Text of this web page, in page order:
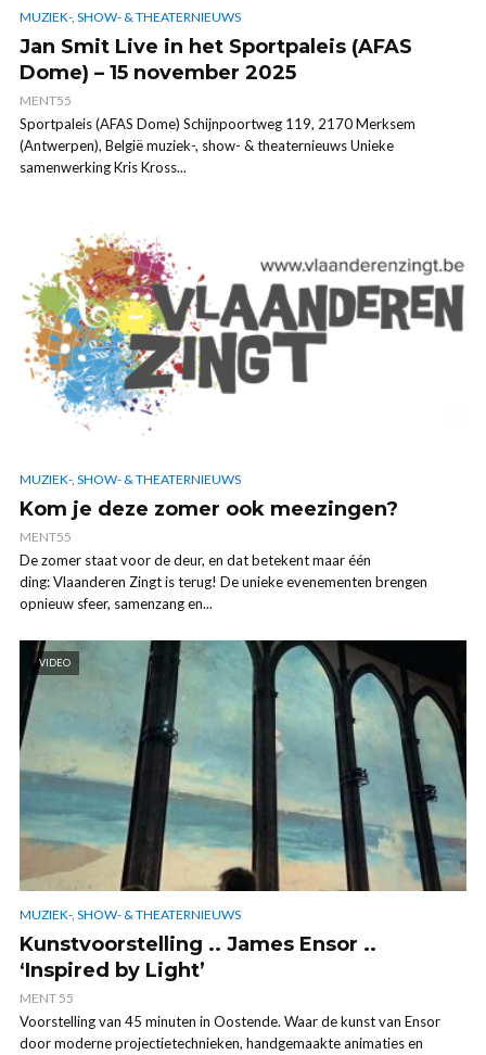
MUZIEK-, SHOW- & THEATERNIEUWS
Jan Smit Live in het Sportpaleis (AFAS
Dome) – 15 november 2025
MENT55
Sportpaleis (AFAS Dome) Schijnpoortweg 119, 2170 Merksem
(Antwerpen), België muziek-, show- & theaternieuws Unieke
samenwerking Kris Kross...
MUZIEK-, SHOW- & THEATERNIEUWS
Kom je deze zomer ook meezingen?
MENT55
De zomer staat voor de deur, en dat betekent maar één
ding: Vlaanderen Zingt is terug! De unieke evenementen brengen
opnieuw sfeer, samenzang en...
VIDEO
MUZIEK-, SHOW- & THEATERNIEUWS
Kunstvoorstelling .. James Ensor ..
‘Inspired by Light’
MENT 55
Voorstelling van 45 minuten in Oostende. Waar de kunst van Ensor
door moderne projectietechnieken, handgemaakte animaties en